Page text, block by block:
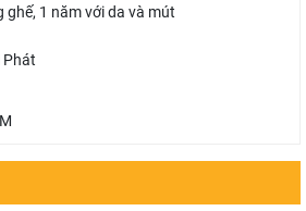
ghế, 1 năm với da và mút
Phát